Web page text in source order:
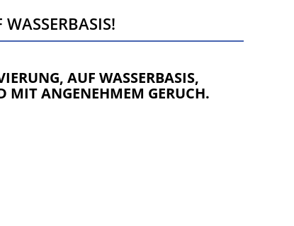
AUF WASSERBASIS,
MIT ANGENEHMEM GERUCH.